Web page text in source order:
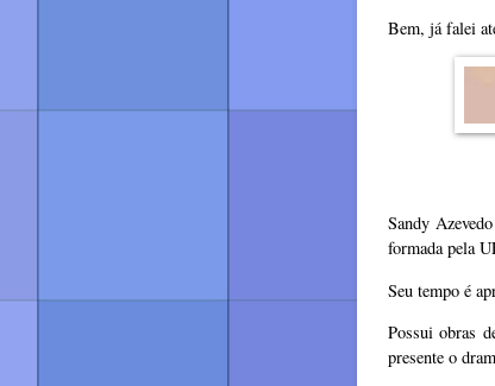
Bem, já falei
Sandy
formada pela
Seu tempo é
Possui obras
presente o